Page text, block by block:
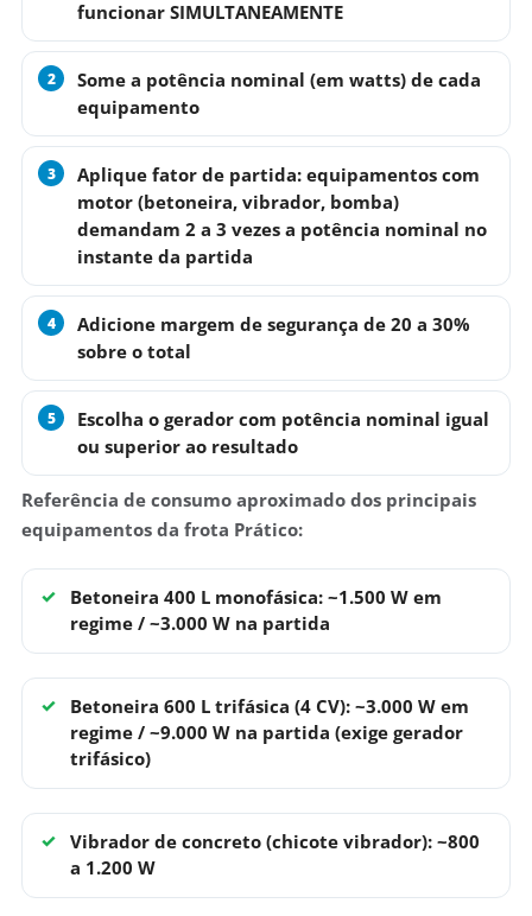
funcionar SIMULTANEAMENTE
Some a potência nominal (em watts) de cada
equipamento
Aplique fator de partida: equipamentos com
motor (betoneira, vibrador, bomba)
demandam 2 a 3 vezes a potência nominal no
instante da partida
Adicione margem de segurança de 20 a 30%
sobre o total
Escolha o gerador com potência nominal igual
ou superior ao resultado
Referência de consumo aproximado dos principais
equipamentos da frota Prático:
Betoneira 400 L monofásica: ~1.500 W em
regime / ~3.000 W na partida
Betoneira 600 L trifásica (4 CV): ~3.000 W em
regime / ~9.000 W na partida (exige gerador
trifásico)
Vibrador de concreto (chicote vibrador): ~800
a 1.200 W